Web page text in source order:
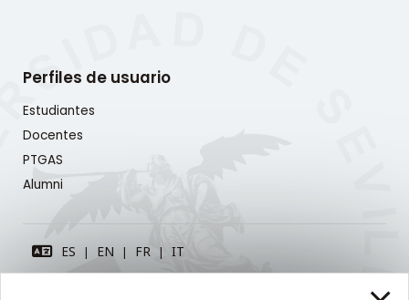
Perfiles de usuario
Estudiantes
Docentes
PTGAS
Alumni